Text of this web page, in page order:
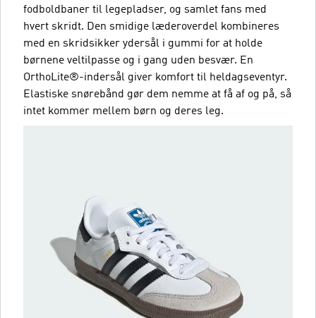
fodboldbaner til legepladser, og samlet fans med
hvert skridt. Den smidige læderoverdel kombineres
med en skridsikker ydersål i gummi for at holde
børnene veltilpasse og i gang uden besvær. En
OrthoLite®-indersål giver komfort til heldagseventyr.
Elastiske snørebånd gør dem nemme at få af og på, så
intet kommer mellem børn og deres leg.